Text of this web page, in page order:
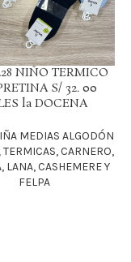
NIÑO TERMICO
S/ 32. 00
la DOCENA
MEDIAS ALGODÓN
,TERMICAS, CARNERO,
LANA, CASHEMERE Y
FELPA